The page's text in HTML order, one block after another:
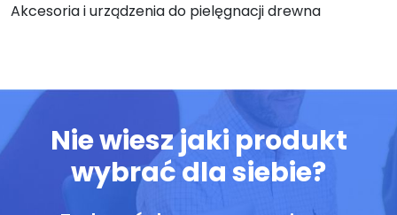
Akcesoria i urządzenia do pielęgnacji drewna
Nie wiesz jaki produkt
wybrać dla siebie?